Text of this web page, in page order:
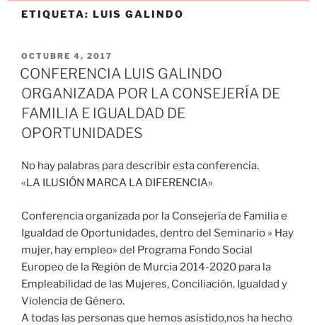
ETIQUETA: LUIS GALINDO
OCTUBRE 4, 2017
CONFERENCIA LUIS GALINDO
ORGANIZADA POR LA CONSEJERÍA DE
FAMILIA E IGUALDAD DE
OPORTUNIDADES
No hay palabras para describir esta conferencia.
«LA ILUSIÓN MARCA LA DIFERENCIA»
Conferencia organizada por la Consejería de Familia e
Igualdad de Oportunidades, dentro del Seminario » Hay
mujer, hay empleo» del Programa Fondo Social
Europeo de la Región de Murcia 2014-2020 para la
Empleabilidad de las Mujeres, Conciliación, Igualdad y
Violencia de Género.
A todas las personas que hemos asistido,nos ha hecho